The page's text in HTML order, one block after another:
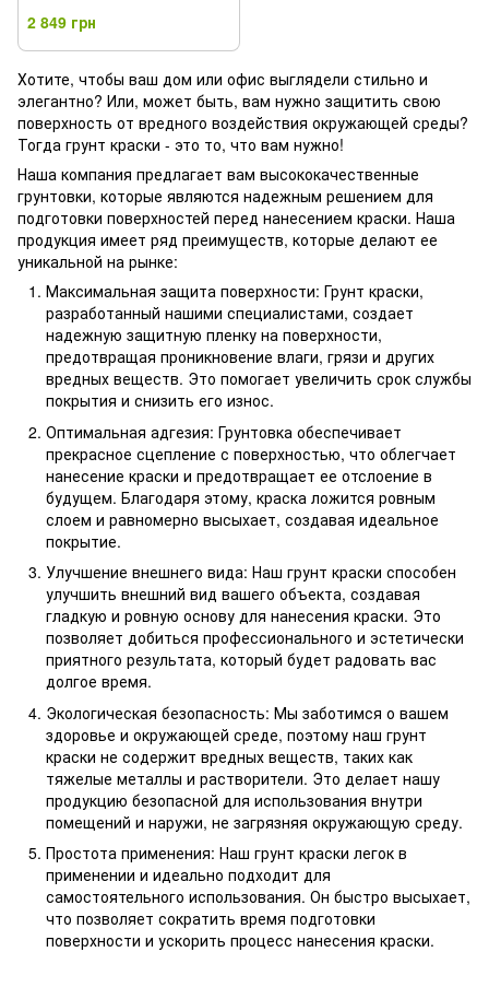
2 849 грн
Хотите, чтобы ваш дом или офис выглядели стильно и
элегантно? Или, может быть, вам нужно защитить свою
поверхность от вредного воздействия окружающей среды?
Тогда грунт краски - это то, что вам нужно!
Наша компания предлагает вам высококачественные
грунтовки, которые являются надежным решением для
подготовки поверхностей перед нанесением краски. Наша
продукция имеет ряд преимуществ, которые делают ее
уникальной на рынке:
Максимальная защита поверхности: Грунт краски,
разработанный нашими специалистами, создает
надежную защитную пленку на поверхности,
предотвращая проникновение влаги, грязи и других
вредных веществ. Это помогает увеличить срок службы
покрытия и снизить его износ.
Оптимальная адгезия: Грунтовка обеспечивает
прекрасное сцепление с поверхностью, что облегчает
нанесение краски и предотвращает ее отслоение в
будущем. Благодаря этому, краска ложится ровным
слоем и равномерно высыхает, создавая идеальное
покрытие.
Улучшение внешнего вида: Наш грунт краски способен
улучшить внешний вид вашего объекта, создавая
гладкую и ровную основу для нанесения краски. Это
позволяет добиться профессионального и эстетически
приятного результата, который будет радовать вас
долгое время.
Экологическая безопасность: Мы заботимся о вашем
здоровье и окружающей среде, поэтому наш грунт
краски не содержит вредных веществ, таких как
тяжелые металлы и растворители. Это делает нашу
продукцию безопасной для использования внутри
помещений и наружи, не загрязняя окружающую среду.
Простота применения: Наш грунт краски легок в
применении и идеально подходит для
самостоятельного использования. Он быстро высыхает,
что позволяет сократить время подготовки
поверхности и ускорить процесс нанесения краски.